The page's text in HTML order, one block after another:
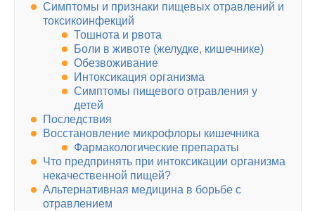
Симптомы и признаки пищевых отравлений и
токсикоинфекций
Тошнота и рвота
Боли в животе (желудке, кишечнике)
Обезвоживание
Интоксикация организма
Симптомы пищевого отравления у
детей
Последствия
Восстановление микрофлоры кишечника
Фармакологические препараты
Что предпринять при интоксикации организма
некачественной пищей?
Альтернативная медицина в борьбе с
отравлением